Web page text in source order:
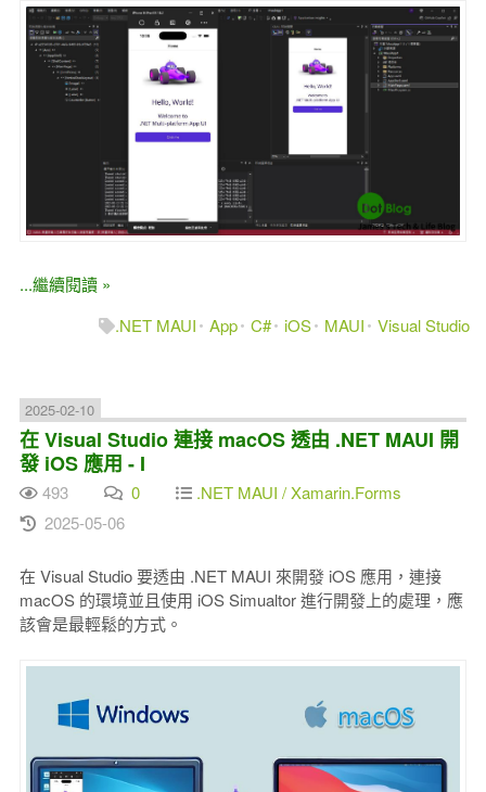
...繼續閱讀 »
.NET MAUI
App C# iOS MAUI Visual Studio
2025-02-10
在 Visual Studio 連接 macOS 透由 .NET MAUI 開
發 iOS 應用 - I
493 0
.NET MAUI / Xamarin.Forms
2025-05-06
在 Visual Studio 要透由 .NET MAUI 來開發 iOS 應用，連接
macOS 的環境並且使用 iOS Simualtor 進行開發上的處理，應
該會是最輕鬆的方式。